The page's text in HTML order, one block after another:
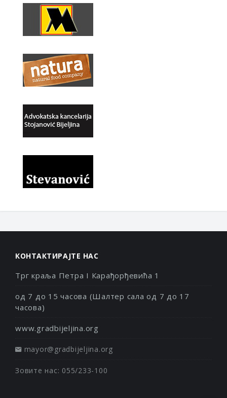
КОНТАКТИРАЈТЕ НАС
Трг краља Петра I Карађорђевића 1
од 7 до 15 часова (Шалтер сала од 7 до 17
часова)
www.gradbijeljina.org
mayor@gradbijeljina.org
Зовите нас: 055/233-100